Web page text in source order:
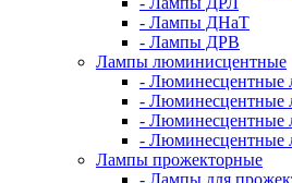
- Лампы ДНаТ
- Лампы ДРВ
Лампы люминисцентные
- Люминесцентные
- Люминесцентные
- Люминесцентные
- Люминесцентные
Лампы прожекторные
- Лампы для